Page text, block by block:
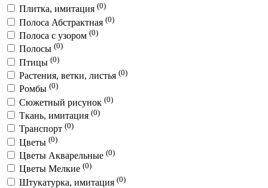
Плитка, имитация (0)
Полоса Абстрактная (0)
Полоса с узором (0)
Полосы (0)
Птицы (0)
Растения, ветки, листья (0)
Ромбы (0)
Сюжетный рисунок (0)
Ткань, имитация (0)
Транспорт (0)
Цветы (0)
Цветы Акварельные (0)
Цветы Мелкие (0)
Штукатурка, имитация (0)